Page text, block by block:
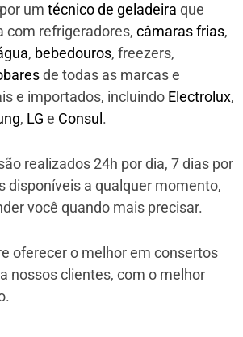
um técnico de geladeira que
com refrigeradores, câmaras frias,
, bebedouros, freezers,
de todas as marcas e
e importados, incluindo Electrolux,
, LG e Consul .
realizados 24h por dia, 7 dias por
disponíveis a qualquer momento,
você quando mais precisar.
oferecer o melhor em consertos
nossos clientes, com o melhor